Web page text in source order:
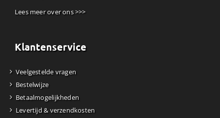
Lees meer over ons >>>
Klantenservice
Veelgestelde vragen
Bestelwijze
Betaalmogelijkheden
Levertijd & verzendkosten